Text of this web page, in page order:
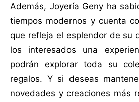
Además, Joyería Geny ha
tiempos modernos y cuenta
que refleja el esplendor de su
los interesados una
podrán explorar toda su
regalos. Y si deseas
novedades y creaciones más